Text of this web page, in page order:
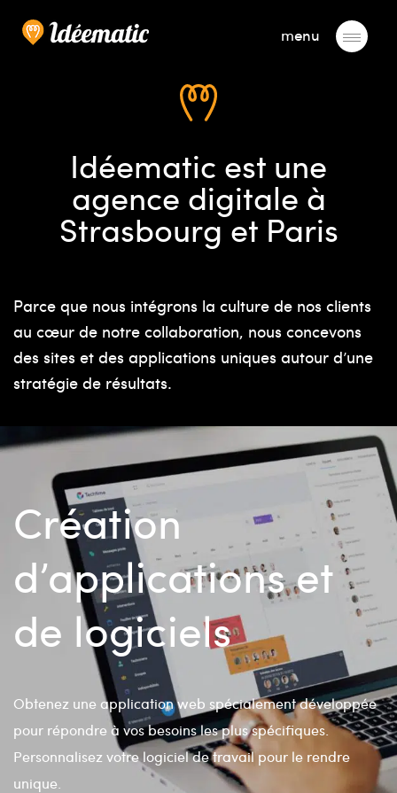
menu
Idéematic est une
agence digitale à
Strasbourg et Paris
Parce que nous intégrons la culture de nos clients
au cœur de notre collaboration, nous concevons
des sites et des applications uniques autour d’une
stratégie de résultats.
Création
d’applications et
de logiciels
Obtenez une application web spécialement développée
pour répondre à vos besoins les plus spécifiques.
Personnalisez votre logiciel de travail pour le rendre
unique.